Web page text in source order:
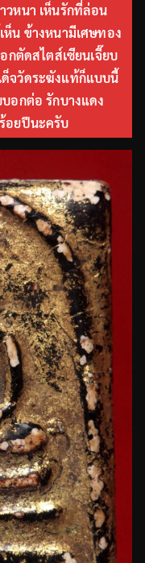
วหนา เห็นรักที่ล่อน
น ข้างหนามีเศษทอง
กตัดสไตส์เซียนเจี๊ยบ
จวัดระฆังแท้ก็แบบนี้
อกต่อ รักบางแดง
อยปีนะครับ